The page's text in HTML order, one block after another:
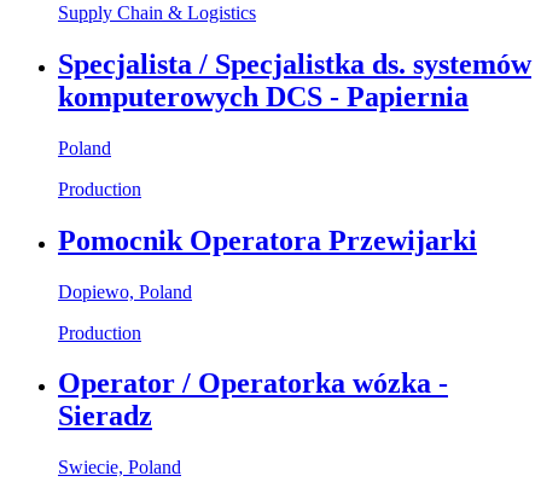
Supply Chain & Logistics
Specjalista / Specjalistka ds. systemów
komputerowych DCS - Papiernia
Poland
Production
Pomocnik Operatora Przewijarki
Dopiewo, Poland
Production
Operator / Operatorka wózka -
Sieradz
Swiecie, Poland